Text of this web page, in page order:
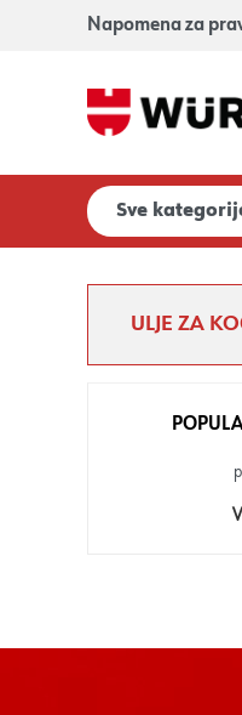
Napomena za
Sve
ULJE ZA